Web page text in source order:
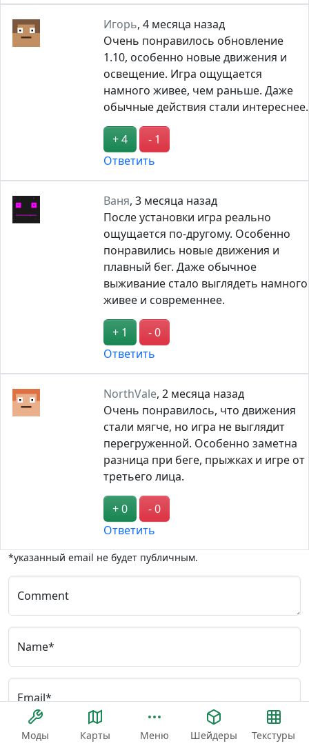
Моды Карты Меню Шейдеры Текстуры
Игорь, 4 месяца назад
Очень понравилось обновление
1.10, особенно новые движения и
освещение. Игра ощущается
намного живее, чем раньше. Даже
обычные действия стали интереснее.
+ 4
- 1
Ответить
Ваня, 3 месяца назад
После установки игра реально
ощущается по-другому. Особенно
понравились новые движения и
плавный бег. Даже обычное
выживание стало выглядеть намного
живее и современнее.
+ 1
- 0
Ответить
NorthVale, 2 месяца назад
Очень понравилось, что движения
стали мягче, но игра не выглядит
перегруженной. Особенно заметна
разница при беге, прыжках и игре от
третьего лица.
+ 0
- 0
Ответить
*указанный email не будет публичным.
Comment
Name*
Email*
Сохранить почту и имя пользователя